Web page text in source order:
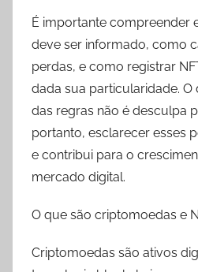
É importante compreender
deve ser informado, como
perdas, e como registrar
dada sua particularidade. O
das regras não é desculpa
portanto, esclarecer esses
e contribui para o
mercado digital.
O que são criptomoedas e
Criptomoedas são ativos